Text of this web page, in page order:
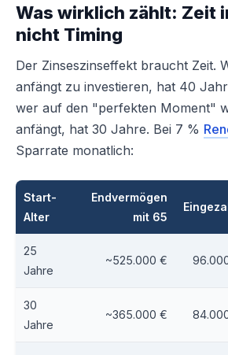
Was wirklich zählt: Zeit
nicht Timing
Der Zinseszinseffekt braucht Zeit.
anfängt zu investieren, hat 40
wer auf den "perfekten Moment"
anfängt, hat 30 Jahre. Bei 7 %
Sparrate monatlich:
Start-
Alter
Endvermögen
mit 65
25
Jahre
~525.000 €
30
Jahre
~365.000 €